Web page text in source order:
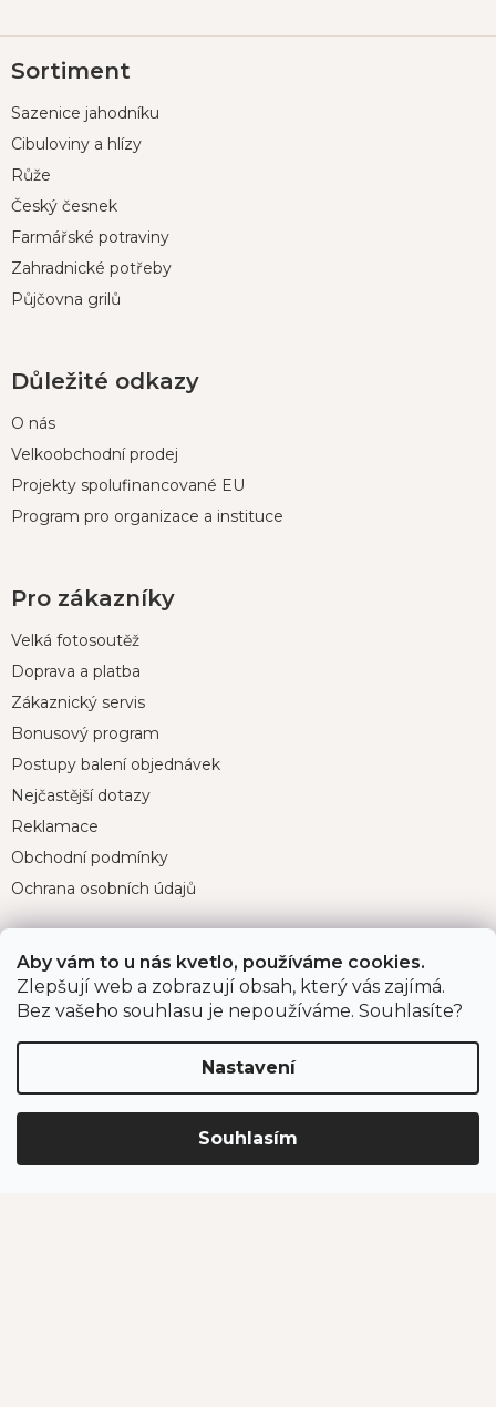
Aby vám to u nás kvetlo, používáme cookies.
Zlepšují web a zobrazují obsah, který vás zajímá.
Bez vašeho souhlasu je nepoužíváme. Souhlasíte?
Nastavení
Souhlasím
á
a
Sortiment
Sazenice jahodníku
Cibuloviny a hlízy
Růže
Český česnek
Farmářské potraviny
Zahradnické potřeby
Půjčovna grilů
Důležité odkazy
O nás
Velkoobchodní prodej
Projekty spolufinancované EU
Program pro organizace a instituce
Pro zákazníky
Velká fotosoutěž
Doprava a platba
Zákaznický servis
Bonusový program
Postupy balení objednávek
Nejčastější dotazy
Reklamace
Obchodní podmínky
Ochrana osobních údajů
Kontakt
eshop@ jahodarnabrozany.cz
+420 477 477 057
Odběr newsletteru